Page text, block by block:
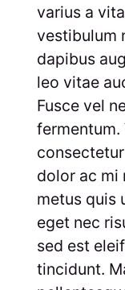
varius a
vestibulum
dapibus
leo vitae
Fusce vel
fermentum.
dolor ac mi
metus quis
eget nec
sed est
tincidunt.